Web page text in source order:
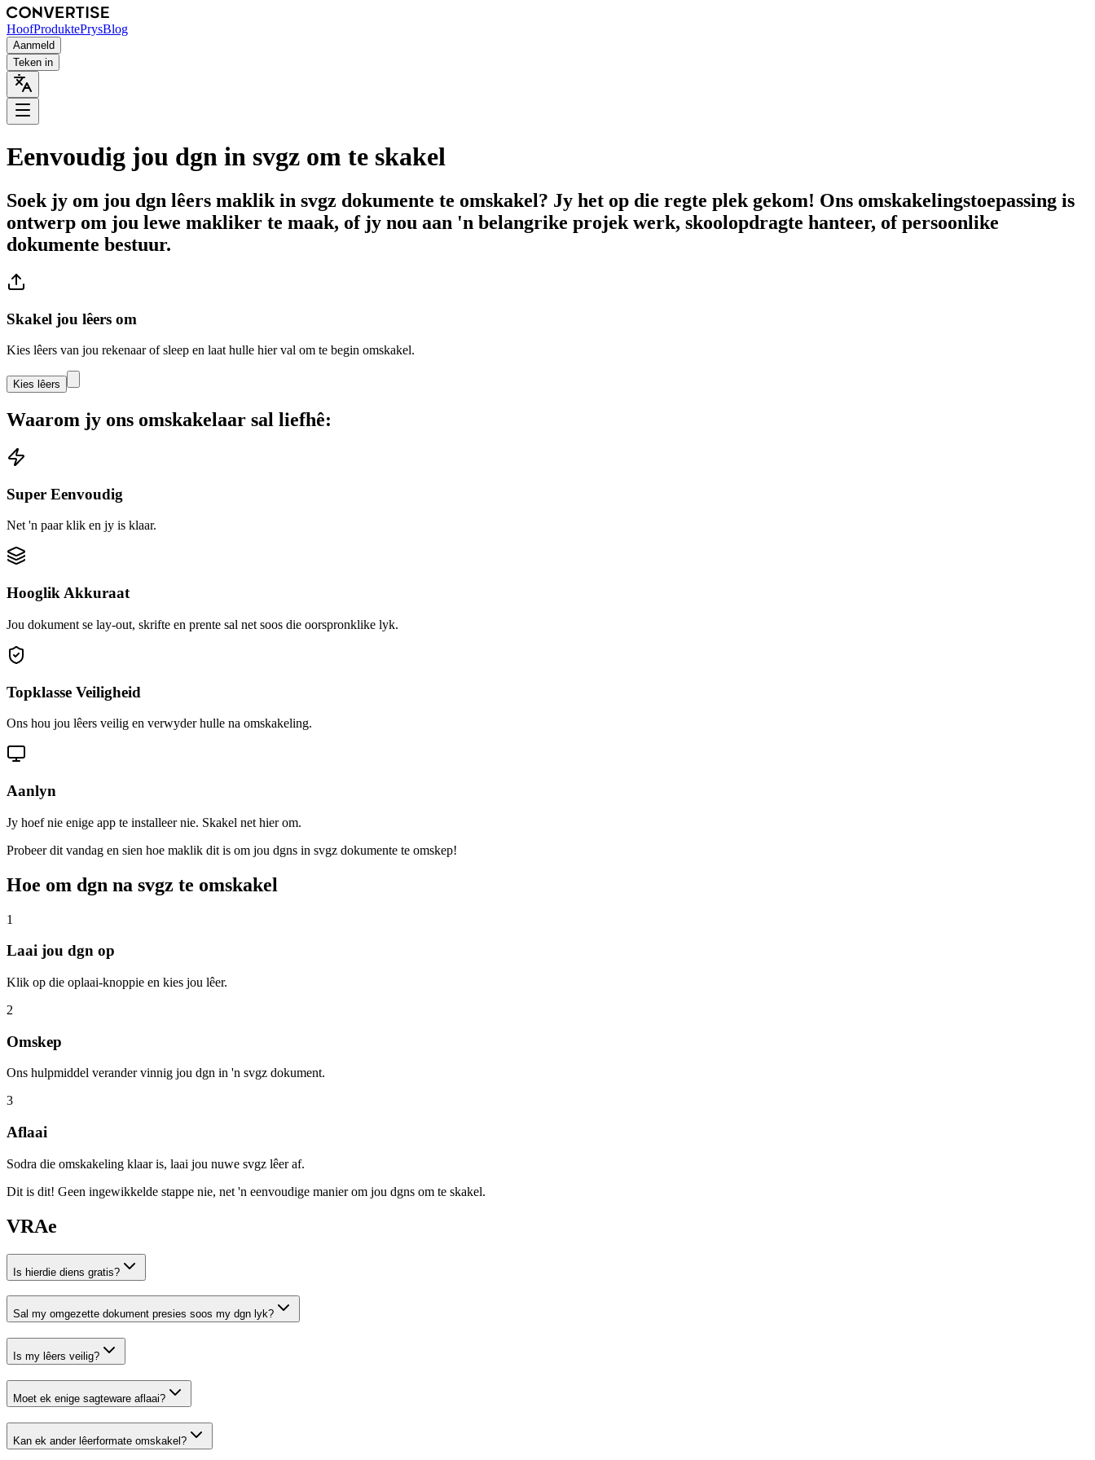
HoofProduktePrysBlog
Aanmeld
Teken in
Eenvoudig jou dgn in svgz om te skakel
Soek jy om jou dgn lêers maklik in svgz dokumente te omskakel? Jy het op die regte plek gekom! Ons omskakelingstoepassing is
ontwerp om jou lewe makliker te maak, of jy nou aan 'n belangrike projek werk, skoolopdragte hanteer, of persoonlike
dokumente bestuur.
Skakel jou lêers om
Kies lêers van jou rekenaar of sleep en laat hulle hier val om te begin omskakel.
Kies lêers
Waarom jy ons omskakelaar sal liefhê:
Super Eenvoudig
Net 'n paar klik en jy is klaar.
Hooglik Akkuraat
Jou dokument se lay-out, skrifte en prente sal net soos die oorspronklike lyk.
Topklasse Veiligheid
Ons hou jou lêers veilig en verwyder hulle na omskakeling.
Aanlyn
Jy hoef nie enige app te installeer nie. Skakel net hier om.
Probeer dit vandag en sien hoe maklik dit is om jou dgns in svgz dokumente te omskep!
Hoe om dgn na svgz te omskakel
1
Laai jou dgn op
Klik op die oplaai-knoppie en kies jou lêer.
2
Omskep
Ons hulpmiddel verander vinnig jou dgn in 'n svgz dokument.
3
Aflaai
Sodra die omskakeling klaar is, laai jou nuwe svgz lêer af.
Dit is dit! Geen ingewikkelde stappe nie, net 'n eenvoudige manier om jou dgns om te skakel.
VRAe
Is hierdie diens gratis?
Sal my omgezette dokument presies soos my dgn lyk?
Is my lêers veilig?
Moet ek enige sagteware aflaai?
Kan ek ander lêerformate omskakel?